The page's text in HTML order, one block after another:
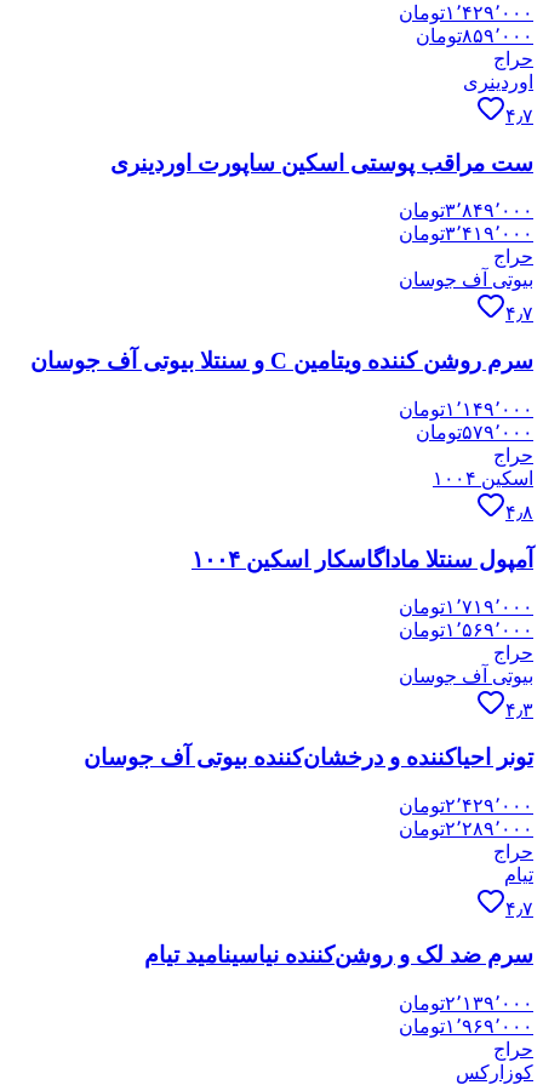
۱٬۴۲۹٬۰۰۰تومان
۸۵۹٬۰۰۰تومان
حراج
اوردینری
۴٫۷
ست مراقب پوستی اسکین ساپورت اوردینری
۳٬۸۴۹٬۰۰۰تومان
۳٬۴۱۹٬۰۰۰تومان
حراج
بیوتی آف جوسان
۴٫۷
سرم روشن کننده ویتامین C و سنتلا بیوتی آف جوسان
۱٬۱۴۹٬۰۰۰تومان
۵۷۹٬۰۰۰تومان
حراج
اسکین ۱۰۰۴
۴٫۸
آمپول سنتلا ماداگاسکار اسکین ۱۰۰۴
۱٬۷۱۹٬۰۰۰تومان
۱٬۵۶۹٬۰۰۰تومان
حراج
بیوتی آف جوسان
۴٫۳
تونر احیاکننده و درخشان‌کننده بیوتی آف جوسان
۲٬۴۲۹٬۰۰۰تومان
۲٬۲۸۹٬۰۰۰تومان
حراج
تیام
۴٫۷
سرم ضد لک و روشن‌کننده نیاسینامید تیام
۲٬۱۳۹٬۰۰۰تومان
۱٬۹۶۹٬۰۰۰تومان
حراج
کوزارکس